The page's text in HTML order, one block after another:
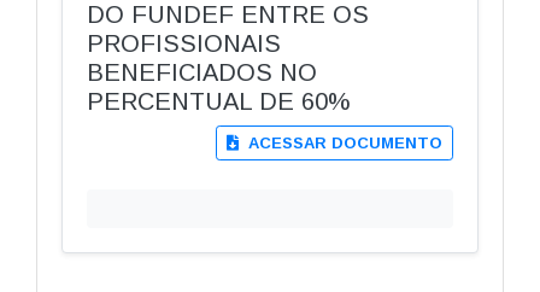
DO FUNDEF ENTRE OS
PROFISSIONAIS
BENEFICIADOS NO
PERCENTUAL DE 60%
ACESSAR DOCUMENTO